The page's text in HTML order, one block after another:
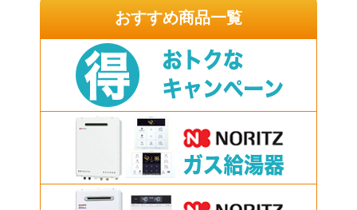
おすすめ商品一覧